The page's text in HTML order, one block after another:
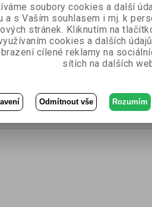
soubory cookies a další
a s Vaším souhlasem i mj. k
stránek. Kliknutím na
cookies a dalších
cílené reklamy na
sítích na dalších
Odmítnout vše Rozumím